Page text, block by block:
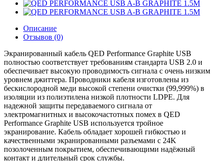
Описание
Отзывов (0)
Экранированный кабель QED Performance Graphite USB
полностью соответствует требованиям стандарта USB 2.0 и
обеспечивает высокую проводимость сигнала с очень низким
уровнем джиттера. Проводники кабеля изготовлены из
бескислородной меди высокой степени очистки (99,999%) в
изоляции из полиэтилена низкой плотности LDPE. Для
надежной защиты передаваемого сигнала от
электромагнитных и высокочастотных помех в QED
Performance Graphite USB используется тройное
экранирование. Кабель обладает хорошей гибкостью и
качественными экранированными разъемами с 24K
позолоченным покрытием, обеспечивающими надёжный
контакт и длительный срок службы.